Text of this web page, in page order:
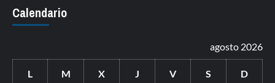
Calendario
agosto 2026
L M X J V S D